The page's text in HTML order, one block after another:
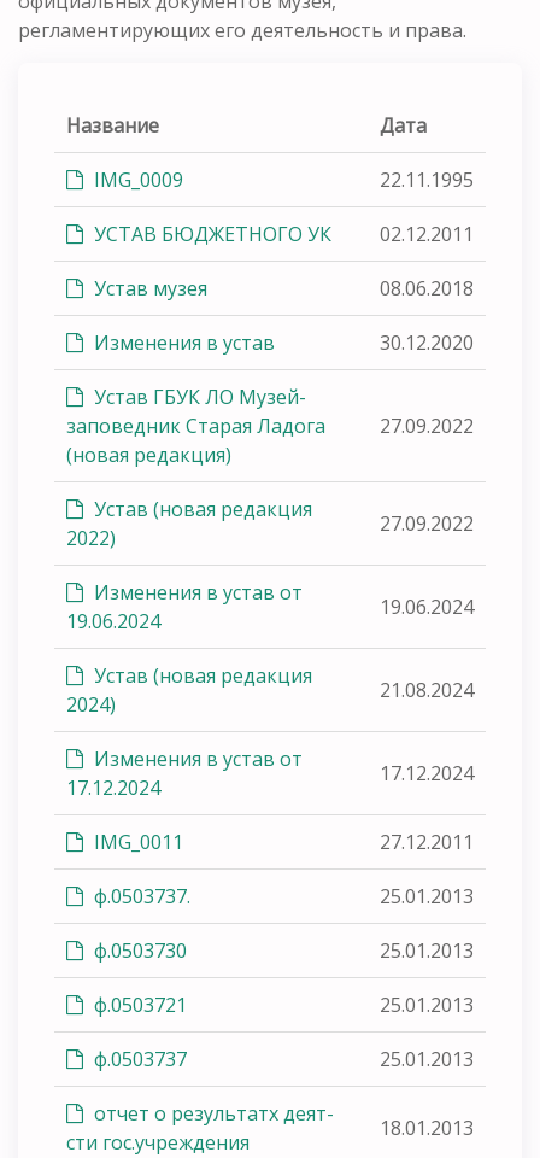
регламентирующих его деятельность и права.
Название Дата
IMG_0009 22.11.1995
УСТАВ БЮДЖЕТНОГО УК 02.12.2011
Устав музея 08.06.2018
Изменения в устав 30.12.2020
Устав ГБУК ЛО Музей-
заповедник Старая Ладога
(новая редакция)
27.09.2022
Устав (новая редакция
2022)
27.09.2022
Изменения в устав от
19.06.2024
19.06.2024
Устав (новая редакция
2024)
21.08.2024
Изменения в устав от
17.12.2024
17.12.2024
IMG_0011 27.12.2011
ф.0503737. 25.01.2013
ф.0503730 25.01.2013
ф.0503721 25.01.2013
ф.0503737 25.01.2013
отчет о результатх деят-
сти гос.учреждения
18.01.2013